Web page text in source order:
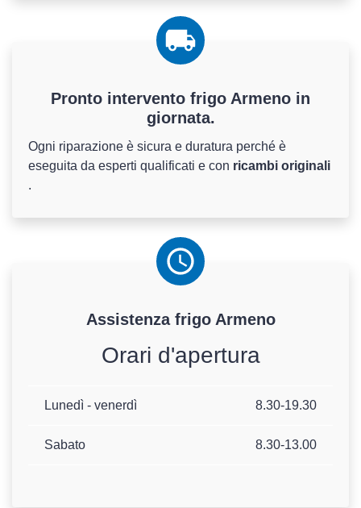
Pronto intervento frigo Armeno in
giornata.
Ogni riparazione è sicura e duratura perché è
eseguita da esperti qualificati e con ricambi originali
.
Assistenza frigoArmeno
Orari d'apertura
Lunedì - venerdì 8.30-19.30
Sabato 8.30-13.00